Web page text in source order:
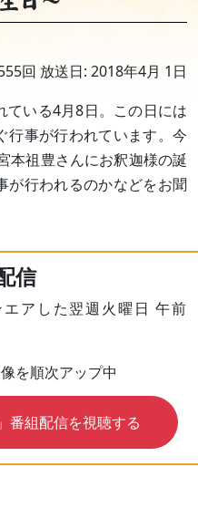
回 放送日: 2018年4月 1日
ている4月8日。この日には
行事が行われています。今
本祖豊さんにお釈迦様の誕
が行われるのかなどをお聞
信
エアした翌週火曜日 午前
を順次アップ中
番組配信を視聴する